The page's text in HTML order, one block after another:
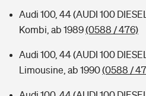
Audi 100, 44 (AUDI 100
Kombi, ab 1989(0588 / 476)
Audi 100, 44 (AUDI 100
Limousine, ab 1990(0588 /